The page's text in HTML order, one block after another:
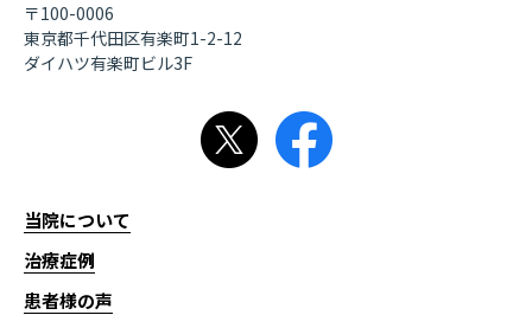
〒100-0006
東京都千代田区有楽町1-2-12
ダイハツ有楽町ビル3F
当院について
治療症例
患者様の声